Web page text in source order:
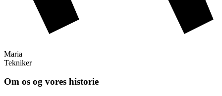
Maria
Tekniker
Om os og vores historie